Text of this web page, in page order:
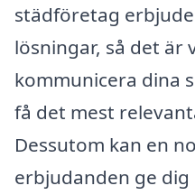
städföretag
lösningar, så det är
kommunicera dina
få det mest
Dessutom kan en
erbjudanden ge